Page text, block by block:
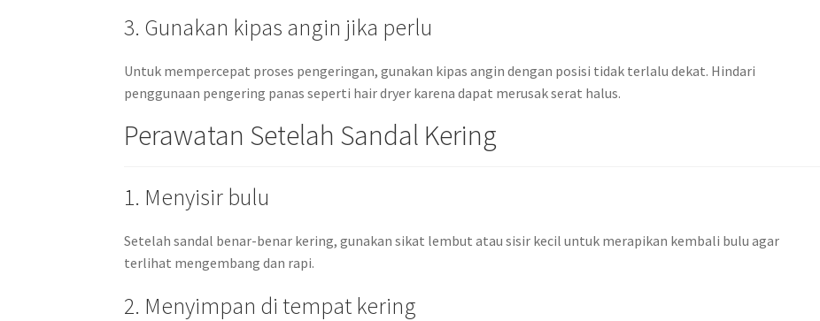
3. Gunakan kipas angin jika perlu
Untuk mempercepat proses pengeringan, gunakan kipas angin dengan posisi tidak terlalu dekat. Hindari
penggunaan pengering panas seperti hair dryer karena dapat merusak serat halus.
Perawatan Setelah Sandal Kering
1. Menyisir bulu
Setelah sandal benar-benar kering, gunakan sikat lembut atau sisir kecil untuk merapikan kembali bulu agar
terlihat mengembang dan rapi.
2. Menyimpan di tempat kering